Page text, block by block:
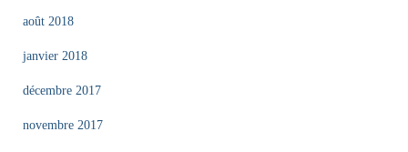
août 2018
janvier 2018
décembre 2017
novembre 2017